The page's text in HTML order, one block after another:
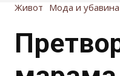
Живот Мода и убавина